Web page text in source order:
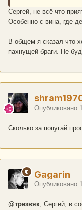
Сергей, не всё что
Особенно с вина, где
В общем я сказал что
пахнущей браги. Не
Опубликовано
Сколько за попугай
Gagarin
Опубликовано
@трезвяк, Сергей, в